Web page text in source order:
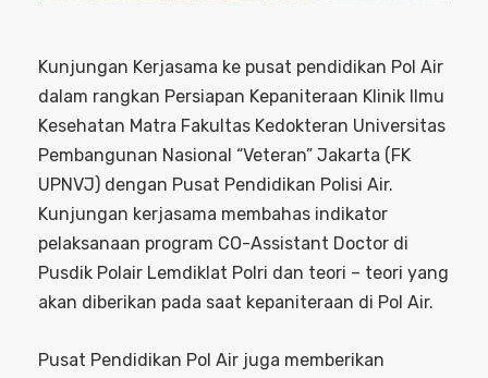
Kunjungan Kerjasama ke pusat pendidikan Pol Air
dalam rangkan Persiapan Kepaniteraan Klinik Ilmu
Kesehatan Matra Fakultas Kedokteran Universitas
Pembangunan Nasional “Veteran” Jakarta (FK
UPNVJ) dengan Pusat Pendidikan Polisi Air.
Kunjungan kerjasama membahas indikator
pelaksanaan program CO-Assistant Doctor di
Pusdik Polair Lemdiklat Polri dan teori – teori yang
akan diberikan pada saat kepaniteraan di Pol Air.
Pusat Pendidikan Pol Air juga memberikan